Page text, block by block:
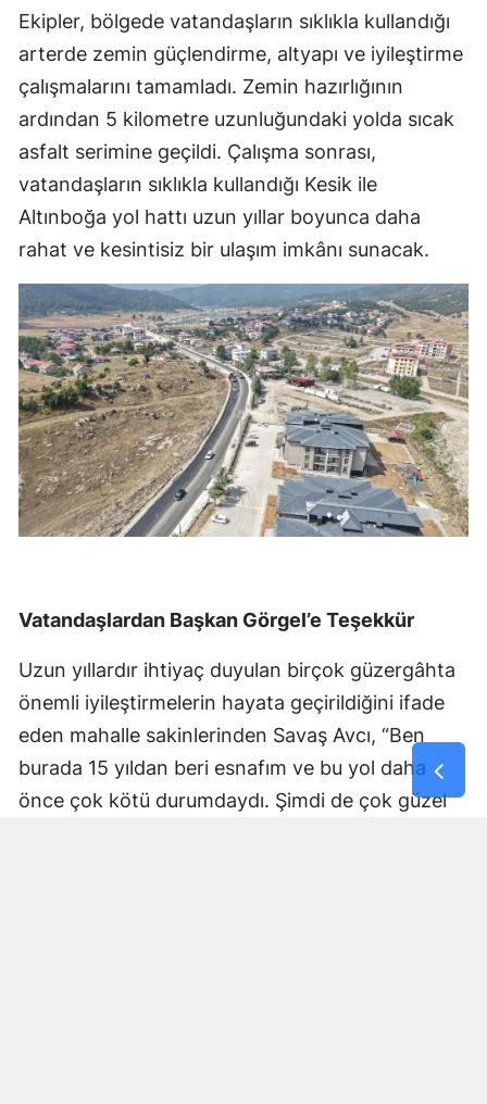
Ekipler, bölgede vatandaşların sıklıkla kullandığı
arterde zemin güçlendirme, altyapı ve iyileştirme
çalışmalarını tamamladı. Zemin hazırlığının
ardından 5 kilometre uzunluğundaki yolda sıcak
asfalt serimine geçildi. Çalışma sonrası,
vatandaşların sıklıkla kullandığı Kesik ile
Altınboğa yol hattı uzun yıllar boyunca daha
rahat ve kesintisiz bir ulaşım imkânı sunacak.
Vatandaşlardan Başkan Görgel’e Teşekkür
Uzun yıllardır ihtiyaç duyulan birçok güzergâhta
önemli iyileştirmelerin hayata geçirildiğini ifade
eden mahalle sakinlerinden Savaş Avcı, “Ben
burada 15 yıldan beri esnafım ve bu yol daha
önce çok kötü durumdaydı. Şimdi de çok güzel